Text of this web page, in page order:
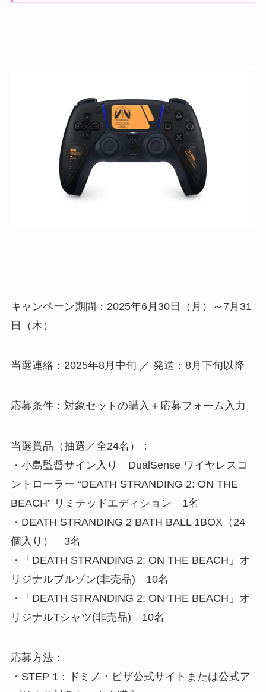
キャンペーン期間：2025年6月30日（月）～7月31
日（木）
当選連絡：2025年8月中旬 ／ 発送：8月下旬以降
応募条件：対象セットの購入＋応募フォーム入力
当選賞品（抽選／全24名）：
・小島監督サイン入り DualSense ワイヤレスコ
ントローラー “DEATH STRANDING 2: ON THE
BEACH” リミテッドエディション 1名
・DEATH STRANDING 2 BATH BALL 1BOX（24
個入り） 3名
・「DEATH STRANDING 2: ON THE BEACH」オ
リジナルブルゾン(非売品) 10名
・「DEATH STRANDING 2: ON THE BEACH」オ
リジナルTシャツ(非売品) 10名
応募方法：
・STEP 1：ドミノ・ピザ公式サイトまたは公式ア